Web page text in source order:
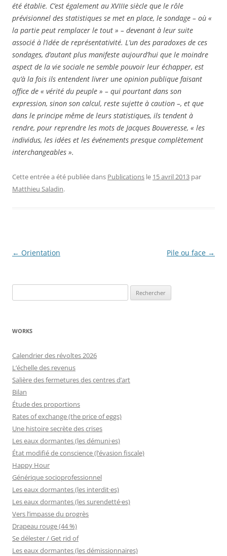
été établie. C’est également au XVIIIe siècle que le rôle
prévisionnel des statistiques se met en place, le sondage – où «
la partie peut remplacer le tout » – devenant à leur suite
associé à l’idée de représentativité. L’un des paradoxes de ces
sondages, d’autant plus manifeste aujourd’hui que le moindre
aspect de la vie sociale ne semble pouvoir leur échapper, est
qu’à la fois ils entendent livrer une opinion publique faisant
office de « vérité du peuple » – qui pourtant dans son
expression, sinon son calcul, reste sujette à caution –, et que
dans le principe même de leurs statistiques, ils tendent à
rendre, pour reprendre les mots de Jacques Bouveresse, « les
individus, les idées et les événements presque complètement
interchangeables ».
Cette entrée a été publiée dans Publications le 15 avril 2013 par
Matthieu Saladin.
Navigation
← Orientation Pile ou face →
WORKS
Calendrier des révoltes 2026
L’échelle des revenus
Salière des fermetures des centres d’art
Bilan
Étude des proportions
Rates of exchange (the price of eggs)
Une histoire secrète des crises
Les eaux dormantes (les démuni·es)
État modifié de conscience (l’évasion fiscale)
Happy Hour
Générique socioprofessionnel
Les eaux dormantes (les interdit·es)
Les eaux dormantes (les surendetté·es)
Vers l’impasse du progrès
Drapeau rouge (44 %)
Se délester / Get rid of
Les eaux dormantes (les démissionnaires)